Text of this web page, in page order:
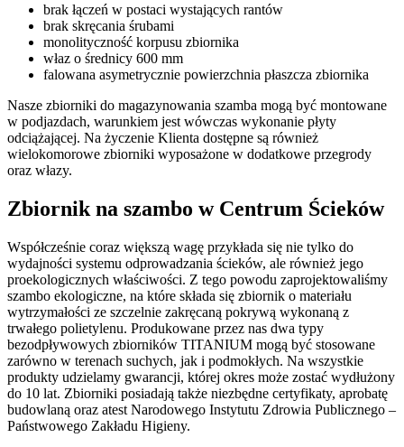
brak łączeń w postaci wystających rantów
brak skręcania śrubami
monolityczność korpusu zbiornika
właz o średnicy 600 mm
falowana asymetrycznie powierzchnia płaszcza zbiornika
Nasze zbiorniki do magazynowania szamba mogą być montowane
w podjazdach, warunkiem jest wówczas wykonanie płyty
odciążającej. Na życzenie Klienta dostępne są również
wielokomorowe zbiorniki wyposażone w dodatkowe przegrody
oraz włazy.
Zbiornik na szambo w Centrum Ścieków
Współcześnie coraz większą wagę przykłada się nie tylko do
wydajności systemu odprowadzania ścieków, ale również jego
proekologicznych właściwości. Z tego powodu zaprojektowaliśmy
szambo ekologiczne, na które składa się zbiornik o materiału
wytrzymałości ze szczelnie zakręcaną pokrywą wykonaną z
trwałego polietylenu. Produkowane przez nas dwa typy
bezodpływowych zbiorników TITANIUM mogą być stosowane
zarówno w terenach suchych, jak i podmokłych. Na wszystkie
produkty udzielamy gwarancji, której okres może zostać wydłużony
do 10 lat. Zbiorniki posiadają także niezbędne certyfikaty, aprobatę
budowlaną oraz atest Narodowego Instytutu Zdrowia Publicznego –
Państwowego Zakładu Higieny.